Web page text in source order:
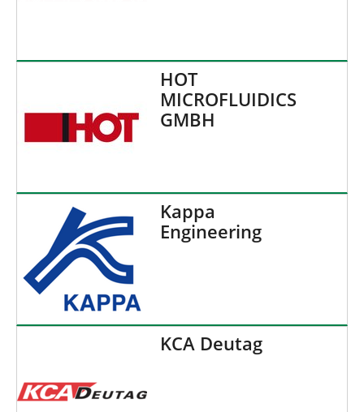
HOT
MICROFLUIDICS
GMBH
Kappa
Engineering
KCA Deutag